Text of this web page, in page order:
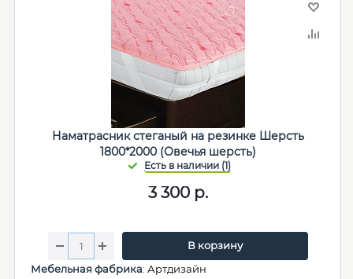
Наматрасник стеганый на резинке Шерсть
1800*2000 (Овечья шерсть)
3 300 р.
В корзину
Мебельная фабрика: Артдизайн